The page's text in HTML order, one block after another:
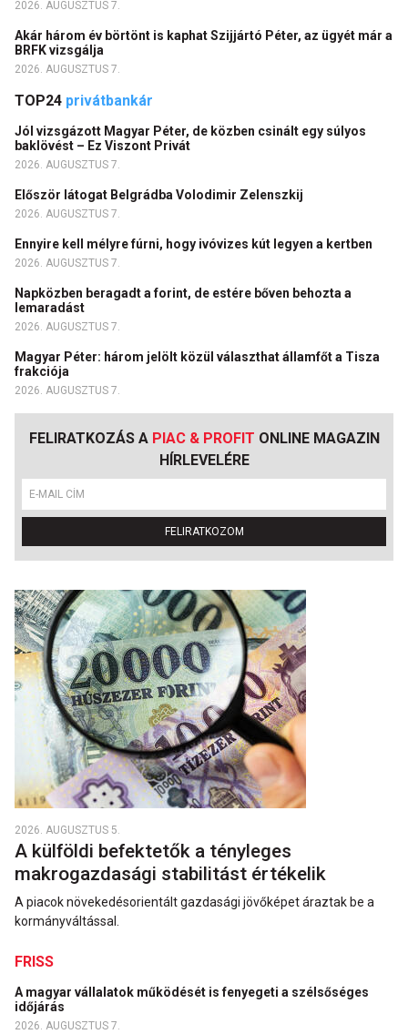
2026. AUGUSZTUS 7.
Akár három év börtönt is kaphat Szijjártó Péter, az ügyét már a
BRFK vizsgálja
2026. AUGUSZTUS 7.
TOP24 privátbankár
Jól vizsgázott Magyar Péter, de közben csinált egy súlyos
baklövést – Ez Viszont Privát
2026. AUGUSZTUS 7.
Először látogat Belgrádba Volodimir Zelenszkij
2026. AUGUSZTUS 7.
Ennyire kell mélyre fúrni, hogy ivóvizes kút legyen a kertben
2026. AUGUSZTUS 7.
Napközben beragadt a forint, de estére bőven behozta a
lemaradást
2026. AUGUSZTUS 7.
Magyar Péter: három jelölt közül választhat államfőt a Tisza
frakciója
2026. AUGUSZTUS 7.
FELIRATKOZÁS A PIAC & PROFIT ONLINE MAGAZIN
HÍRLEVELÉRE
FELIRATKOZOM
2026. AUGUSZTUS 5.
A külföldi befektetők a tényleges
makrogazdasági stabilitást értékelik
A piacok növekedésorientált gazdasági jövőképet áraztak be a
kormányváltással.
FRISS
A magyar vállalatok működését is fenyegeti a szélsőséges
időjárás
2026. AUGUSZTUS 7.